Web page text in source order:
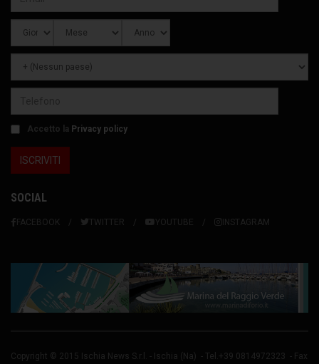
Accetto la Privacy policy
SOCIAL
FACEBOOK TWITTER YOUTUBE INSTAGRAM
Copyright © 2015 Ischia News S.r.l. - Ischia (Na) - Tel.+39 0814972323 - Fax